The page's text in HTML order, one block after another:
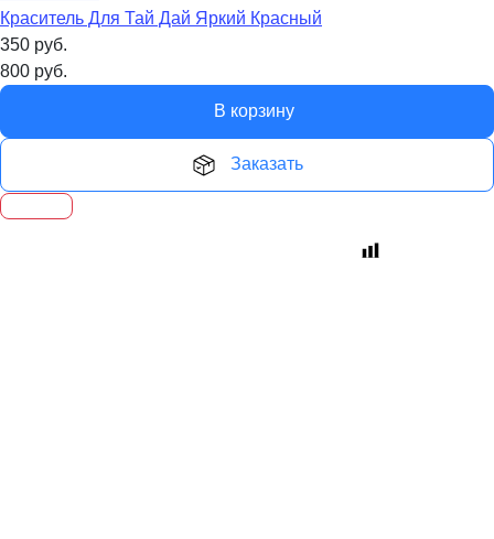
Краситель Для Тай Дай Яркий Красный
350 руб.
800 руб.
В корзину
Заказать